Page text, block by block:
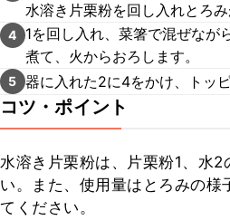
水溶き片栗粉を回し入れとろ
4
1を回し入れ、菜箸で混ぜなが
煮て、火からおろします。
5 器に入れた2に4をかけ、トッ
コツ・ポイント
水溶き片栗粉は、片栗粉1、水2
い。また、使用量はとろみの様
てください。